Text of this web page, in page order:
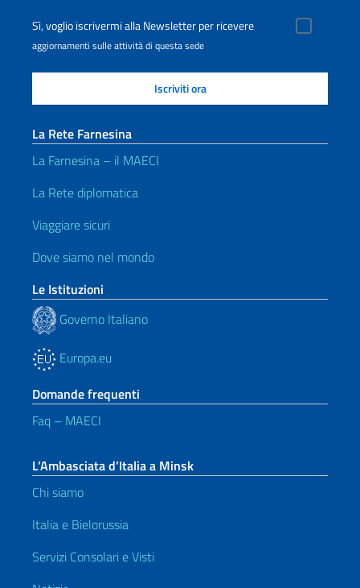
Sì, voglio iscrivermi alla Newsletter per ricevere
aggiornamenti sulle attività di questa sede
La Rete Farnesina
La Farnesina – il MAECI
La Rete diplomatica
Viaggiare sicuri
Dove siamo nel mondo
Le Istituzioni
Governo Italiano
Europa.eu
Domande frequenti
Faq – MAECI
L’Ambasciata d’Italia a Minsk
Chi siamo
Italia e Bielorussia
Servizi Consolari e Visti